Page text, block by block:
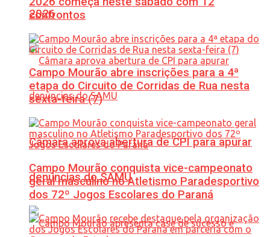
2026
Câmara aprova abertura de CPI para apurar
denúncias do SAMU
confrontos
Campo Mourão abre inscrições para a 4ª
etapa do Circuito de Corridas de Rua nesta
sexta-feira (7)
Campo Mourão conquista vice-campeonato
geral masculino no Atletismo Paradesportivo
dos 72º Jogos Escolares do Paraná